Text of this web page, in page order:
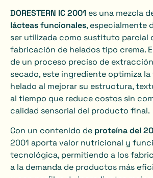
DORESTERN IC 2001 es una mezcla
lácteas funcionales, especialmente
ser utilizada como sustituto parcial
fabricación de helados tipo crema.
de un proceso preciso de
secado, este ingrediente optimiza
helado al mejorar su estructura,
al tiempo que reduce costos sin
calidad sensorial del producto final.
Con un contenido de proteína del
2001 aporta valor nutricional y
tecnológica, permitiendo a los
a la demanda de productos más